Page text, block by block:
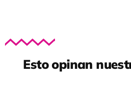
Esto opinan